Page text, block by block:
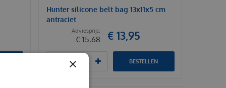
Hunter silicone belt bag 13x11x5 cm
antraciet
€ 15,68 € 13,95
BESTELLEN
×